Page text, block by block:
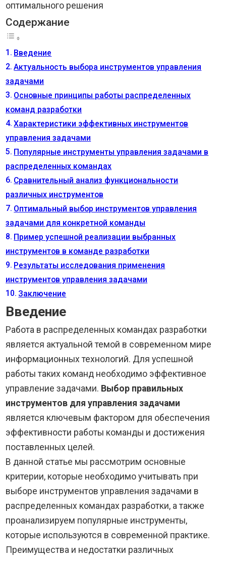
оптимального решения
Содержание
Введение
Актуальность выбора инструментов управления
задачами
Основные принципы работы распределенных
команд разработки
Характеристики эффективных инструментов
управления задачами
Популярные инструменты управления задачами в
распределенных командах
Сравнительный анализ функциональности
различных инструментов
Оптимальный выбор инструментов управления
задачами для конкретной команды
Пример успешной реализации выбранных
инструментов в команде разработки
Результаты исследования применения
инструментов управления задачами
Заключение
Введение
Работа в распределенных командах разработки
является актуальной темой в современном мире
информационных технологий. Для успешной
работы таких команд необходимо эффективное
управление задачами. Выбор правильных
инструментов для управления задачами
является ключевым фактором для обеспечения
эффективности работы команды и достижения
поставленных целей.
В данной статье мы рассмотрим основные
критерии, которые необходимо учитывать при
выборе инструментов управления задачами в
распределенных командах разработки, а также
проанализируем популярные инструменты,
которые используются в современной практике.
Преимущества и недостатки различных